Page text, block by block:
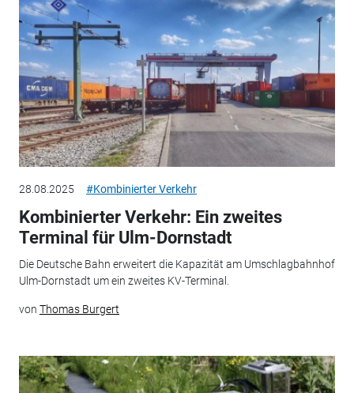
28.08.2025 #Kombinierter Verkehr
Kombinierter Verkehr: Ein zweites
Terminal für Ulm-Dornstadt
Die Deutsche Bahn erweitert die Kapazität am Umschlagbahnhof
Ulm-Dornstadt um ein zweites KV-Terminal.
von Thomas Burgert